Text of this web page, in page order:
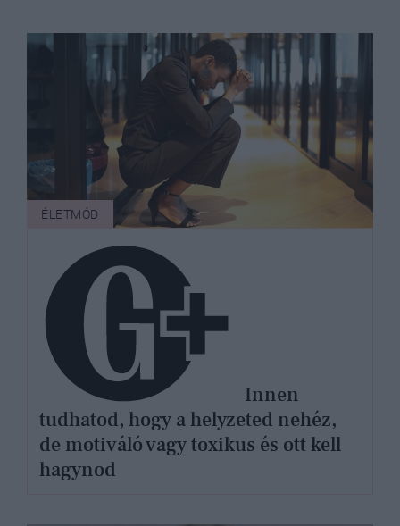
ÉLETMÓD
Innen
tudhatod, hogy a helyzeted nehéz,
de motiváló vagy toxikus és ott kell
hagynod